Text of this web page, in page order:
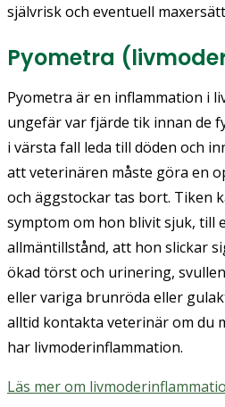
självrisk och eventuell
Pyometra
Pyometra är en inflammation i
ungefär var fjärde tik innan de
i värsta fall leda till döden och
att veterinären måste göra en
och äggstockar tas bort. Tiken
symptom om hon blivit sjuk, till
allmäntillstånd, att hon slickar
ökad törst och urinering,
eller variga brunröda eller
alltid kontakta veterinär om du
har livmoderinflammation.
Läs mer om